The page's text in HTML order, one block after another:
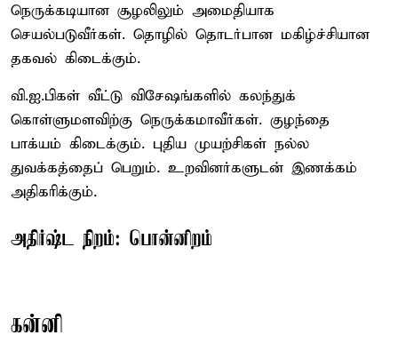
நெருக்கடியான சூழலிலும் அமைதியாக
செயல்படுவீர்கள். தொழில் தொடர்பான மகிழ்ச்சியான
தகவல் கிடைக்கும்.
வி.ஐ.பிகள் வீட்டு விசேஷங்களில் கலந்துக்
கொள்ளுமளவிற்கு நெருக்கமாவீர்கள். குழந்தை
பாக்யம் கிடைக்கும். புதிய முயற்சிகள் நல்ல
துவக்கத்தைப் பெறும். உறவினர்களுடன் இணக்கம்
அதிகரிக்கும்.
அதிர்ஷ்ட நிறம்: பொன்னிறம்
கன்னி